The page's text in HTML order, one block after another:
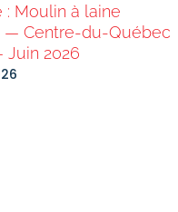
: Moulin à laine
— Centre-du-Québec
2026